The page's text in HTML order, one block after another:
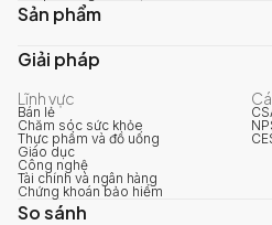
Sản phẩm
Giải pháp
Lĩnh vực
Bán lẻ
Chăm sóc sức khỏe
Thực phẩm và đồ uống
Giáo dục
Công nghệ
Tài chính và ngân hàng
Chứng khoán bảo hiểm
So sánh